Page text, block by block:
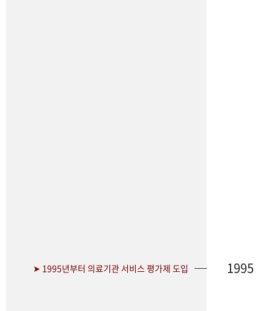
➤ 1995년부터 의료기관 서비스 평가제 도입 1995